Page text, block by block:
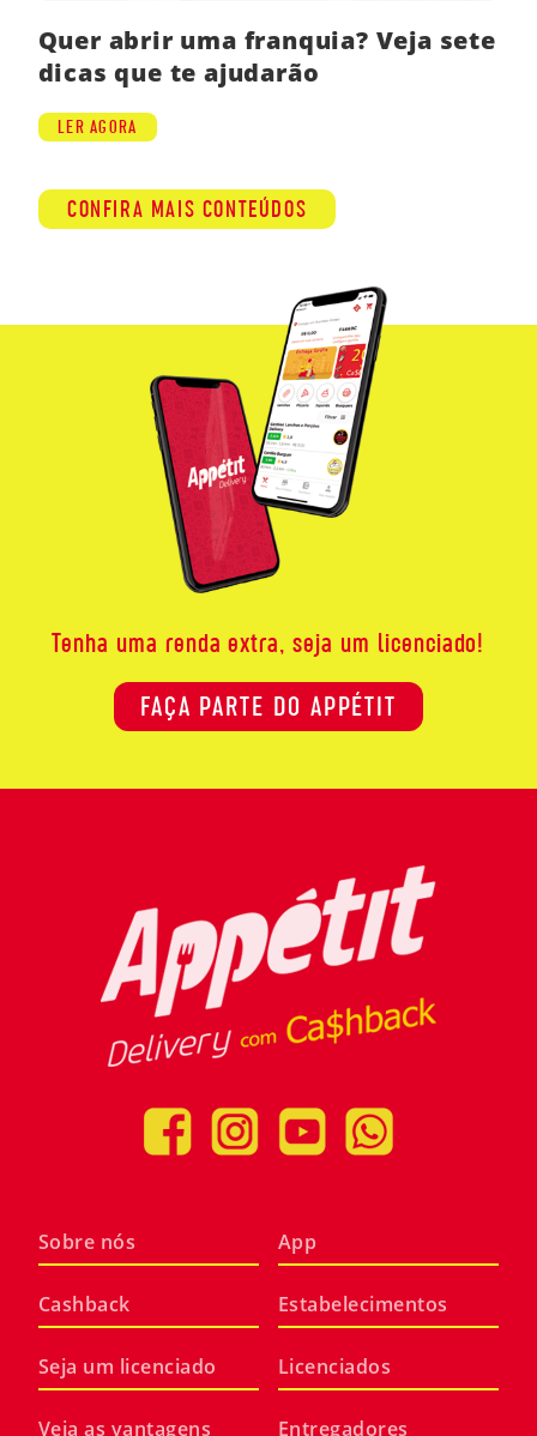
Quer abrir uma franquia? Veja sete
dicas que te ajudarão
LER AGORA
CONFIRA MAIS CONTEÚDOS
Tenha uma renda extra, seja um licenciado!
FAÇA PARTE DO APPÉTIT
Sobre nós App
Cashback Estabelecimentos
Seja um licenciado Licenciados
Veja as vantagens Entregadores